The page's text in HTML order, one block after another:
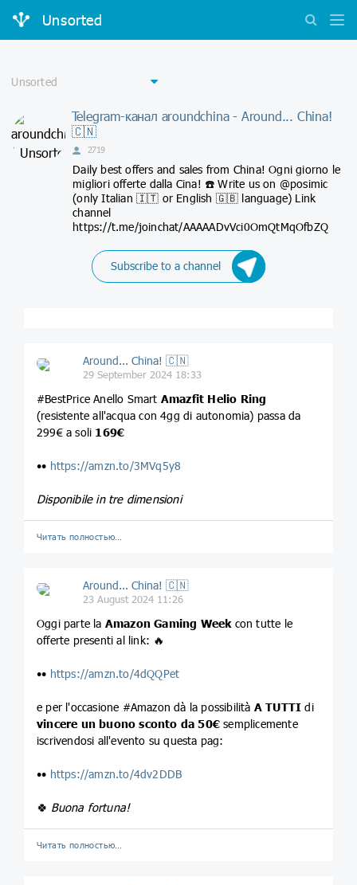
Unsorted
Telegram-канал aroundchina - Around... China!
🇨🇳
2719
Daily best offers and sales from China! Ogni giorno le
migliori offerte dalla Cina! ☎️ Write us on @posimic
(only Italian 🇮🇹 or English 🇬🇧 language) Link
channel
https://t.me/joinchat/AAAAADvVci0OmQtMqOfbZQ
Subscribe to a channel
Around... China! 🇨🇳
29 September 2024 18:33
#BestPrice Anello Smart Amazfit Helio Ring
(resistente all'acqua con 4gg di autonomia) passa da
299€ a soli 169€
•• https://amzn.to/3MVq5y8
Disponibile in tre dimensioni
Читать полностью…
Around... China! 🇨🇳
23 August 2024 11:26
Oggi parte la Amazon Gaming Weekcon tutte le
offerte presenti al link: 🔥
•• https://amzn.to/4dQQPet
e per l'occasione #Amazon dà la possibilità A TUTTI di
vincere un buono sconto da 50€ semplicemente
iscrivendosi all'evento su questa pag:
•• https://amzn.to/4dv2DDB
🍀 Buona fortuna!
Читать полностью…